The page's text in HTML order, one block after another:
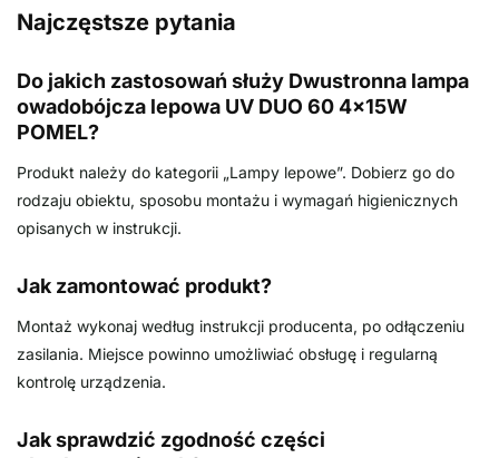
Najczęstsze pytania
Do jakich zastosowań służy Dwustronna lampa
owadobójcza lepowa UV DUO 60 4x15W
POMEL?
Produkt należy do kategorii „Lampy lepowe”. Dobierz go do
rodzaju obiektu, sposobu montażu i wymagań higienicznych
opisanych w instrukcji.
Jak zamontować produkt?
Montaż wykonaj według instrukcji producenta, po odłączeniu
zasilania. Miejsce powinno umożliwiać obsługę i regularną
kontrolę urządzenia.
Jak sprawdzić zgodność części